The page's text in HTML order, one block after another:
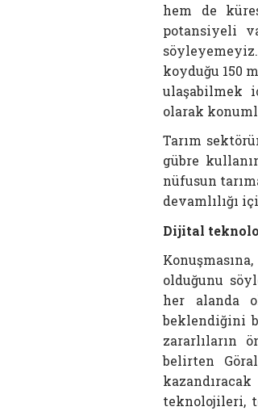
hem de
potansiyeli
koyduğu 150
ulaşabilmek
olarak
Tarım
gübre
nüfusun
devamlılığı
Dijital
olduğunu
her alanda
beklendiğini
zararlıların
belirten
teknolojileri,